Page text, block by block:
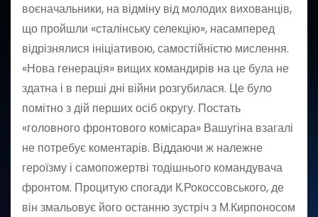
воєначальники, на відміну від молодих вихованців,
що пройшли «сталінську селекцію», насамперед
відрізнялися ініціативою, самостійністю мислення.
«Нова генерація» вищих командирів на це була не
здатна і в перші дні війни розгубилася. Це було
помітно з дій перших осіб округу. Постать
«головного фронтового комісара» Вашугіна взагалі
не потребує коментарів. Віддаючи ж належне
героїзму і самопожертві тодішнього командувача
фронтом. Процитую спогади К.Рокоссовського, де
він змальовує його останню зустріч з М.Кирпоносом